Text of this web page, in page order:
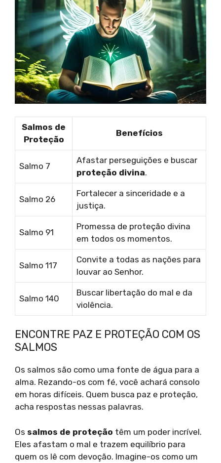
Salmos de
Proteção
Benefícios
Salmo 7
Afastar perseguições e buscar
proteção divina.
Salmo 26
Fortalecer a sinceridade e a
justiça.
Salmo 91
Promessa de proteção divina
em todos os momentos.
Salmo 117
Convite a todas as nações para
louvar ao Senhor.
Salmo 140
Buscar libertação do mal e da
violência.
ENCONTRE PAZ E PROTEÇÃO COM OS
SALMOS
Os salmos são como uma fonte de água para a
alma. Rezando-os com fé, você achará consolo
em horas difíceis. Quem busca paz e proteção,
acha respostas nessas palavras.
Os salmos de proteção têm um poder incrível.
Eles afastam o mal e trazem equilíbrio para
quem os lê com devoção. Imagine-os como um